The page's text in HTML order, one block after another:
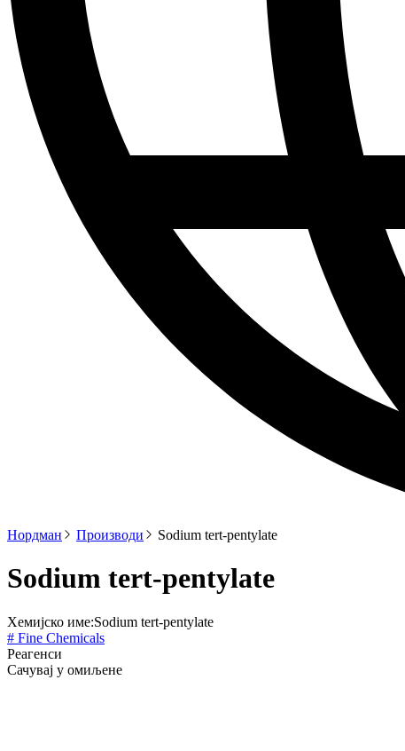
Нордман Производи Sodium tert-pentylate
Sodium tert-pentylate
Хемијско име:Sodium tert-pentylate
# Fine Chemicals
Реагенси
Сачувај у омиљене